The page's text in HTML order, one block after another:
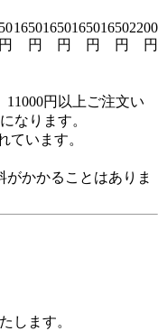
円
1650
円
1650
円
1650
円
1650
円
2200
円
円以上ご注文い
なります。
ています。
かかることはありま
します。